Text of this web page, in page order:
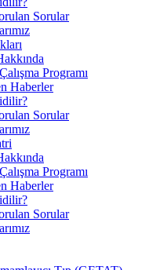
Sorular
Programı
Haberler
Sorular
Programı
Haberler
Sorular